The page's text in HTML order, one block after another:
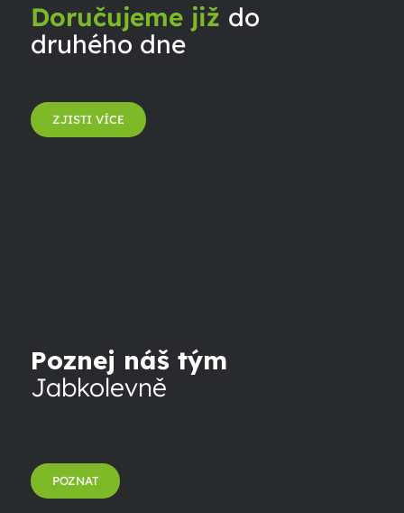
Doručujeme již do
druhého dne
ZJISTI VÍCE
Poznej náš tým
Jabkolevně
POZNAT